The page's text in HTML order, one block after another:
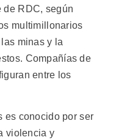
de RDC, según
multimillonarios
minas y la
Compañías de
entre los
es conocido por ser
violencia y